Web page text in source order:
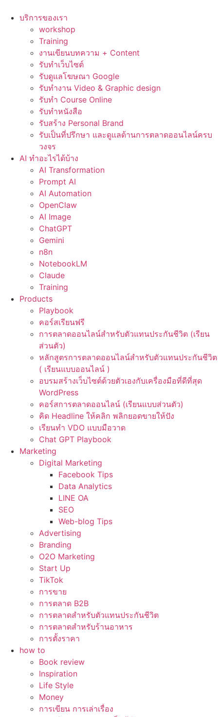
บริการของเรา
workshop
Training
งานเขียนบทความ + Content
รับทำเว็บไซต์
รับดูแลโฆษณา Google
รับทำงาน Video & Graphic design
รับทำ Course Online
รับทำหนังสือ
รับสร้าง Personal Brand
รับเป็นที่ปรึกษา และดูแลด้านการตลาดออนไลน์ครบ
วงจร
AI ทำอะไรได้บ้าง
AI Transformation
Prompt AI
AI Automation
OpenClaw
AI Image
ChatGPT
Gemini
n8n
NotebookLM
Claude
Training
Products
Playbook
คอร์สเรียนฟรี
การตลาดออนไลน์สำหรับตัวแทนประกันชีวิต (เรียน
ส่วนตัว)
หลักสูตรการตลาดออนไลน์สำหรับตัวแทนประกันชีวิต
( เรียนแบบออนไลน์ )
อบรมสร้างเว็บไซต์ด้วยตัวเองกับเครื่องมือที่ดีที่สุด
WordPress
คอร์สการตลาดออนไลน์ (เรียนแบบส่วนตัว)
คิด Headline ให้คลิก พลิกยอดขายให้ปัง
เรียนทำ VDO แบบมือวาด
Chat GPT Playbook
Marketing
Digital Marketing
Facebook Tips
Data Analytics
LINE OA
SEO
Web-blog Tips
Advertising
Branding
O2O Marketing
Start Up
TikTok
การขาย
การตลาด B2B
การตลาดสำหรับตัวแทนประกันชีวิต
การตลาดสำหรับร้านอาหาร
การตั้งราคา
how to
Book review
Inspiration
Life Style
Money
การเขียน การเล่าเรื่อง